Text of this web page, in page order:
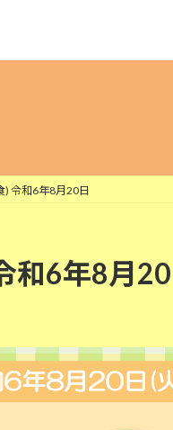
) 令和6年8月20日
和6年8月